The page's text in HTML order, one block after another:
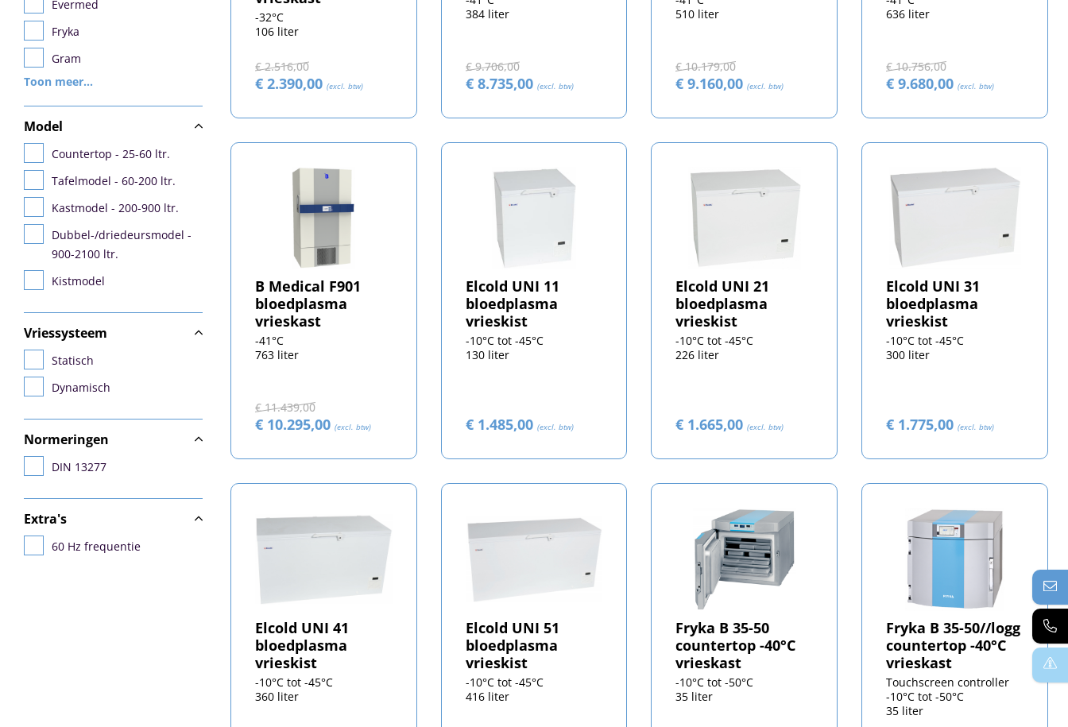
Evermed
Fryka
Gram
Kirsch
Toon meer...
Model
Countertop - 25-60 ltr.
Tafelmodel - 60-200 ltr.
Kastmodel - 200-900 ltr.
Dubbel-/driedeursmodel -
900-2100 ltr.
Kistmodel
Vriessysteem
Statisch
Dynamisch
Normeringen
DIN 13277
Extra's
60 Hz frequentie
-32°C
106 liter
€ 2.516,00
€ 2.390,00 (excl. btw)
384 liter
€ 9.706,00
€ 8.735,00 (excl. btw)
510 liter
€ 10.179,00
€ 9.160,00(excl. btw)
636 liter
€ 10.756,00
€ 9.680,00(excl. btw)
B Medical F901
bloedplasma
vrieskast
-41°C
763 liter
€ 11.439,00
€ 10.295,00 (excl. btw)
Elcold UNI 11
bloedplasma
vrieskist
-10°C tot -45°C
130 liter
€ 1.485,00 (excl. btw)
Elcold UNI 21
bloedplasma
vrieskist
-10°C tot -45°C
226 liter
€ 1.665,00(excl. btw)
Elcold UNI 31
bloedplasma
vrieskist
-10°C tot -45°C
300 liter
€ 1.775,00(excl. btw)
Elcold UNI 41
bloedplasma
vrieskist
-10°C tot -45°C
360 liter
Elcold UNI 51
bloedplasma
vrieskist
-10°C tot -45°C
416 liter
Fryka B 35-50
countertop -40°C
vrieskast
-10°C tot -50°C
35 liter
Fryka B 35-50//logg
countertop -40°C
vrieskast
Touchscreen controller
-10°C tot -50°C
35 liter